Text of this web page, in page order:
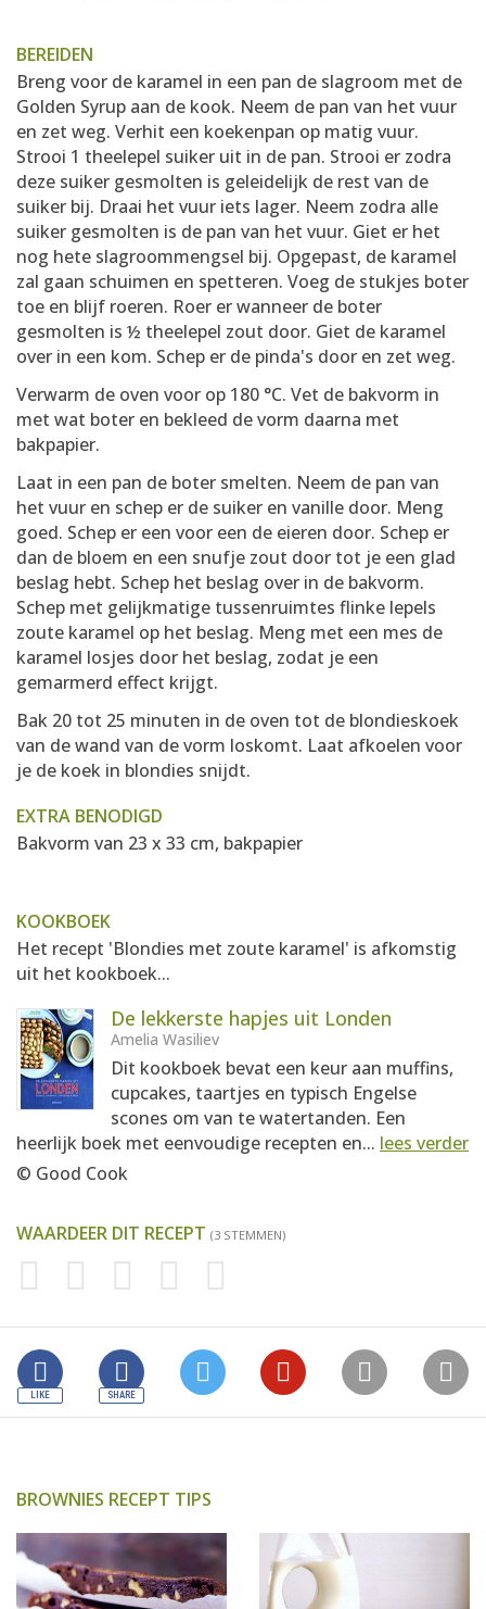
BEREIDEN
Breng voor de karamel in een pan de slagroom met de
Golden Syrup aan de kook. Neem de pan van het vuur
en zet weg. Verhit een koekenpan op matig vuur.
Strooi 1 theelepel suiker uit in de pan. Strooi er zodra
deze suiker gesmolten is geleidelijk de rest van de
suiker bij. Draai het vuur iets lager. Neem zodra alle
suiker gesmolten is de pan van het vuur. Giet er het
nog hete slagroommengsel bij. Opgepast, de karamel
zal gaan schuimen en spetteren. Voeg de stukjes boter
toe en blijf roeren. Roer er wanneer de boter
gesmolten is ½ theelepel zout door. Giet de karamel
over in een kom. Schep er de pinda's door en zet weg.
Verwarm de oven voor op 180 °C. Vet de bakvorm in
met wat boter en bekleed de vorm daarna met
bakpapier.
Laat in een pan de boter smelten. Neem de pan van
het vuur en schep er de suiker en vanille door. Meng
goed. Schep er een voor een de eieren door. Schep er
dan de bloem en een snufje zout door tot je een glad
beslag hebt. Schep het beslag over in de bakvorm.
Schep met gelijkmatige tussenruimtes flinke lepels
zoute karamel op het beslag. Meng met een mes de
karamel losjes door het beslag, zodat je een
gemarmerd effect krijgt.
Bak 20 tot 25 minuten in de oven tot de blondieskoek
van de wand van de vorm loskomt. Laat afkoelen voor
je de koek in blondies snijdt.
EXTRA BENODIGD
Bakvorm van 23 x 33 cm, bakpapier
KOOKBOEK
Het recept 'Blondies met zoute karamel' is afkomstig
uit het kookboek...
De lekkerste hapjes uit Londen
Amelia Wasiliev
Dit kookboek bevat een keur aan muffins,
cupcakes, taartjes en typisch Engelse
scones om van te watertanden. Een
heerlijk boek met eenvoudige recepten en... lees verder
© Good Cook
WAARDEER DIT RECEPT (3 STEMMEN)
BROWNIES RECEPT TIPS